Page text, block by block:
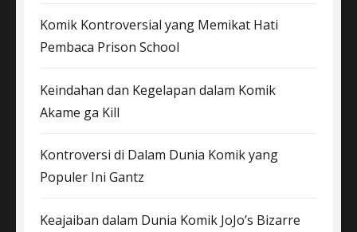
Komik Kontroversial yang Memikat Hati
Pembaca Prison School
Keindahan dan Kegelapan dalam Komik
Akame ga Kill
Kontroversi di Dalam Dunia Komik yang
Populer Ini Gantz
Keajaiban dalam Dunia Komik JoJo’s Bizarre